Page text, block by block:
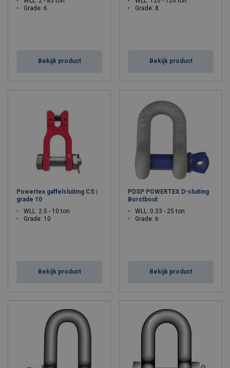
Grade: 6
Bekijk product
Grade: 8
Bekijk product
Powertex gaffelsluiting CS |
grade 10
WLL: 2.5 - 10 ton
Grade: 10
Bekijk product
PDSP POWERTEX D-sluiting
Borstbout
WLL: 0.33 - 25 ton
Grade: 6
Bekijk product